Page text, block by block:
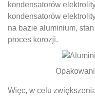
kondensatorów
kondensatorów
na bazie aluminium,
proces korozji.
Więc, w celu